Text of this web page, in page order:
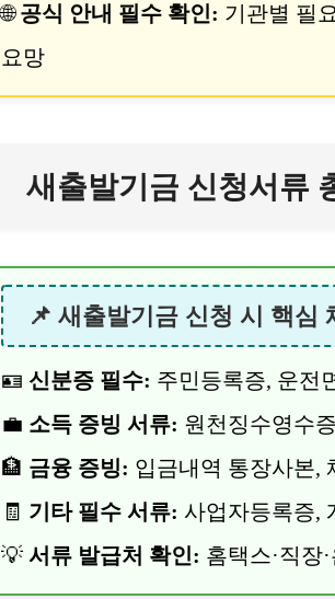
🌐공식 안내 필수 확인: 기관별 필
요망
새출발기금 신청서류
📌 새출발기금 신청 시 핵심
🪪 신분증 필수: 주민등록증, 운전
💼 소득 증빙 서류: 원천징수영수
🏦 금융 증빙: 입금내역 통장사본,
🧾 기타 필수 서류: 사업자등록증,
💡 서류 발급처 확인: 홈택스·직장